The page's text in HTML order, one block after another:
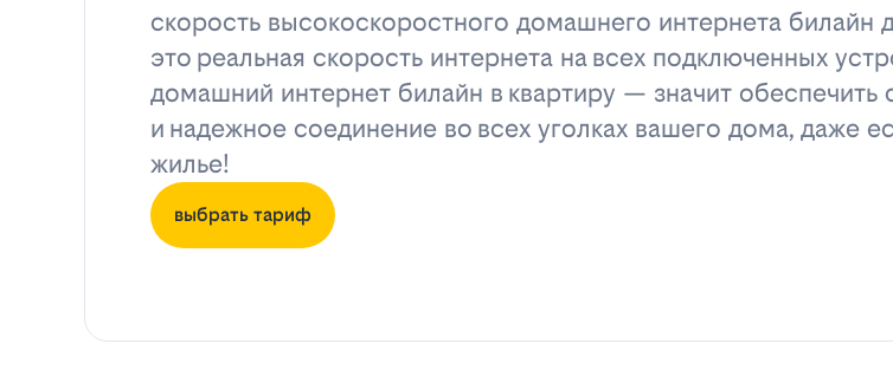
скорость высокоскоростного домашнего интернета билайн
это реальная скорость интернета на всех подключенных
домашний интернет билайн в квартиру — значит обеспечить
и надежное соединение во всех уголках вашего дома, даже
жилье!
выбрать тариф